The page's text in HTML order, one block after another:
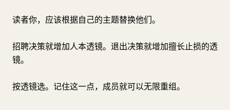
读者你，应该根据自己的主题替换他们。
招聘决策就增加人本透镜。退出决策就增加擅长止损的透
镜。
按透镜选。记住这一点，成员就可以无限重组。